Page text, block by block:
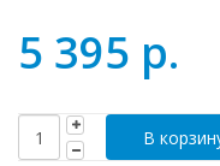
5 395 р.